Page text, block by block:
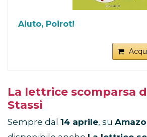
Aiuto, Poirot!
La lettrice scomparsa
Stassi
Sempre dal 14 aprile, su